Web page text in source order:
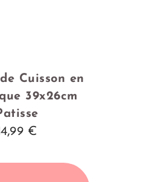
Cuisson en
39x26cm
€